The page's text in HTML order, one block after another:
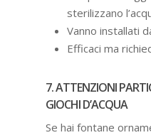
sterilizzano
Vanno installati
Efficaci ma
7. ATTENZIONI
GIOCHI D’ACQUA
Se hai fontane